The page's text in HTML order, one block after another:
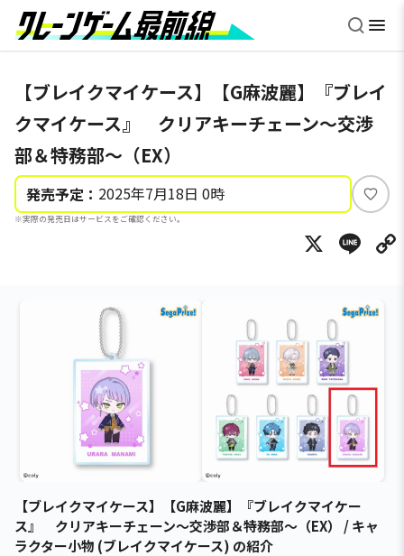
【ブレイクマイケース】【G麻波麗】『ブレイ
クマイケース』 クリアキーチェーン～交渉
部＆特務部～（EX）
発売予定： 2025年7月18日 0時
※実際の発売日はサービスをご確認ください。
い
ね
X
【ブレイクマイケース】【G麻波麗】『ブレイクマイケー
ス』 クリアキーチェーン～交渉部＆特務部～（EX） / キャ
ラクター小物 (ブレイクマイケース) の紹介